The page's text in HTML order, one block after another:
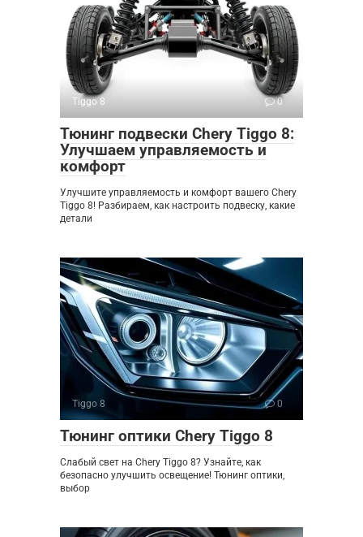
Tiggo 8 0
Тюнинг подвески Chery Tiggo 8:
Улучшаем управляемость и
комфорт
Улучшите управляемость и комфорт вашего Chery
Tiggo 8! Разбираем, как настроить подвеску, какие
детали
Tiggo 8 0
Тюнинг оптики Chery Tiggo 8
Слабый свет на Chery Tiggo 8? Узнайте, как
безопасно улучшить освещение! Тюнинг оптики,
выбор